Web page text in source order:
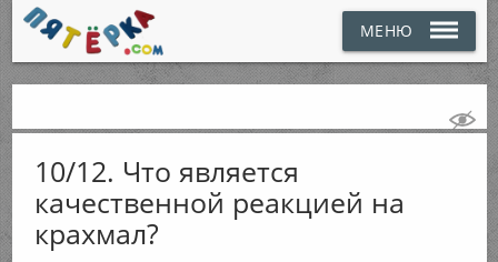
МЕНЮ
10/12. Что является
качественной реакцией на
крахмал?